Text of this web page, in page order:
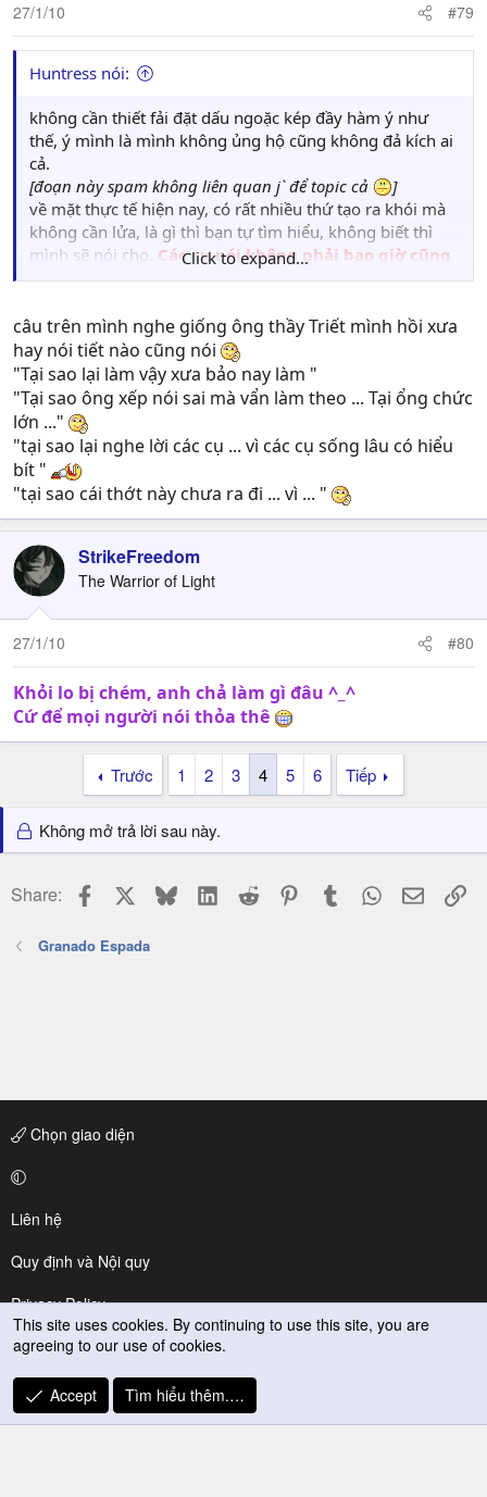
27/1/10 #79
Huntress nói:
không cần thiết fải đặt dấu ngoặc kép đầy hàm ý như
thế, ý mình là mình không ủng hộ cũng không đả kích ai
cả.
[đoạn này spam không liên quan j` để topic cả
]
về mặt thực tế hiện nay, có rất nhiều thứ tạo ra khói mà
không cần lửa, là gì thì bạn tự tìm hiểu, không biết thì
mình sẽ nói cho. Các cụ nói không phải bao giờ cũng
đúng
Click to expand...
câu trên mình nghe giống ông thầy Triết mình hồi xưa
hay nói tiết nào cũng nói
"Tại sao lại làm vậy xưa bảo nay làm "
"Tại sao ông xếp nói sai mà vẩn làm theo ... Tại ổng chức
lớn ..."
"tại sao lại nghe lời các cụ ... vì các cụ sống lâu có hiểu
bít "
"tại sao cái thớt này chưa ra đi ... vì ... "
StrikeFreedom
The Warrior of Light
27/1/10 #80
Khỏi lo bị chém, anh chả làm gì đâu ^_^
Cứ để mọi người nói thỏa thê
Trước 1 2 3 4 5 6 Tiếp
Không mở trả lời sau này.
Share: Facebook BlueskyLinkedIn
Reddit PinterestTumblr WhatsApp
Email
Granado Espada
Chọn giao diện
Liên hệ
Quy định và Nội quy
Privacy Policy
Trợ giúp
R
S
This site uses cookies. By continuing to use this site, you are
agreeing to our use of cookies.
Accept Tìm hiểu thêm.…